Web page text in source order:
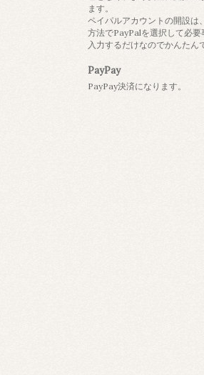
ます。
ペイパルアカウントの開設は
方法でPayPalを選択して必要
入力するだけなのでかんたん
PayPay
PayPay決済になります。